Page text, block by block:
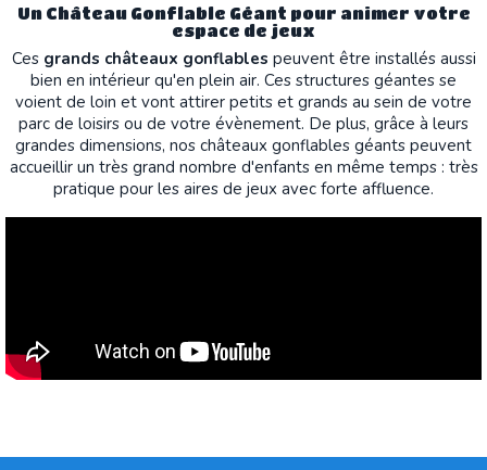
Un Château Gonflable Géant pour animer votre
espace de jeux
Ces grands châteaux gonflables peuvent être installés aussi
bien en intérieur qu'en plein air. Ces structures géantes se
voient de loin et vont attirer petits et grands au sein de votre
parc de loisirs ou de votre évènement. De plus, grâce à leurs
grandes dimensions, nos châteaux gonflables géants peuvent
accueillir un très grand nombre d'enfants en même temps : très
pratique pour les aires de jeux avec forte affluence.